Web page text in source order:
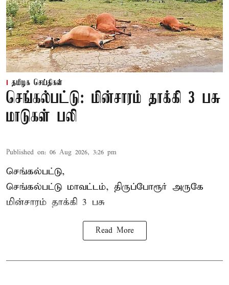
தமிழக செய்திகள்
செங்கல்பட்டு: மின்சாரம் தாக்கி 3 பசு
மாடுகள் பலி
Published on: 06 Aug 2026, 3:26 pm
செங்கல்பட்டு,
செங்கல்பட்டு மாவட்டம், திருப்போரூர் அருகே
மின்சாரம் தாக்கி 3 பசு
Read More